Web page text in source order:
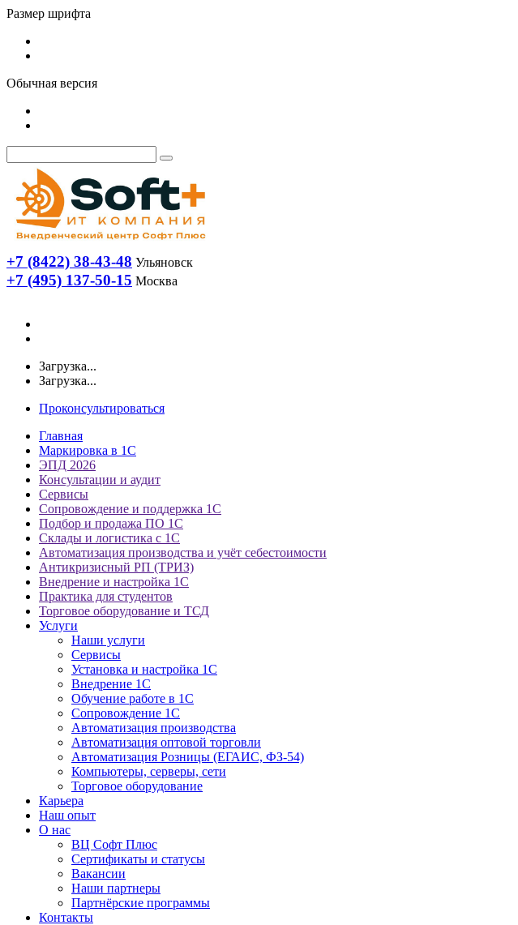
Размер шрифта
Обычная версия
+7 (8422) 38-43-48 Ульяновск
+7 (495) 137-50-15 Москва
Загрузка...
Загрузка...
Проконсультироваться
Главная
Маркировка в 1С
ЭПД 2026
Консультации и аудит
Сервисы
Сопровождение и поддержка 1С
Подбор и продажа ПО 1С
Склады и логистика с 1С
Автоматизация производства и учёт себестоимости
Антикризисный РП (ТРИЗ)
Внедрение и настройка 1С
Практика для студентов
Торговое оборудование и ТСД
Услуги
Наши услуги
Сервисы
Установка и настройка 1С
Внедрение 1С
Обучение работе в 1С
Сопровождение 1С
Автоматизация производства
Автоматизация оптовой торговли
Автоматизация Розницы (ЕГАИС, ФЗ-54)
Компьютеры, серверы, сети
Торговое оборудование
Карьера
Наш опыт
О нас
ВЦ Софт Плюс
Сертификаты и статусы
Вакансии
Наши партнеры
Партнёрские программы
Контакты